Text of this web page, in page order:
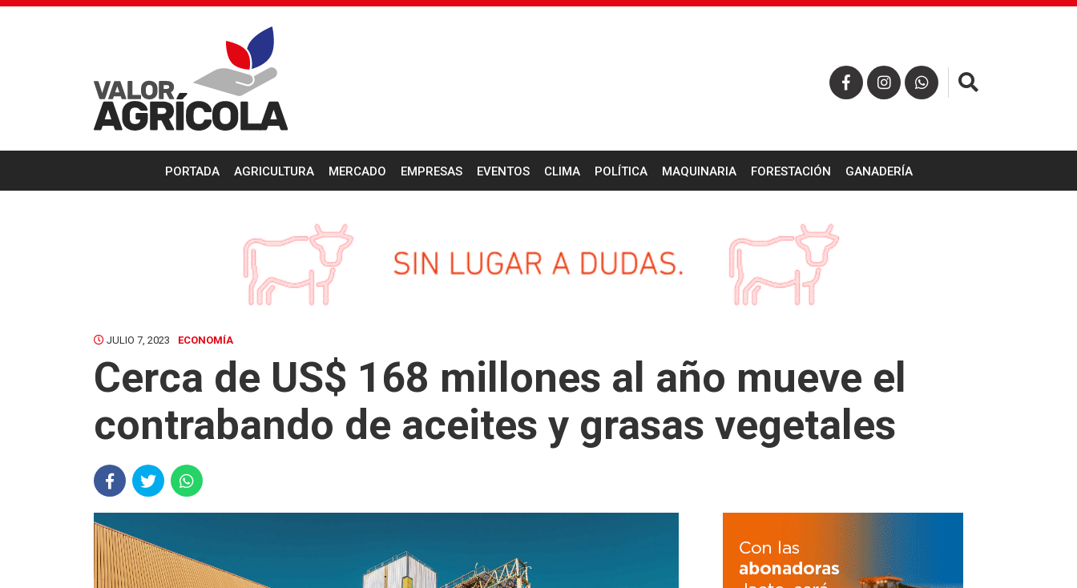
PORTADA AGRICULTURA MERCADO EMPRESAS EVENTOS CLIMA POLÍTICA MAQUINARIA FORESTACIÓN GANADERÍA
JULIO 7, 2023 ECONOMÍA
Cerca de US$ 168 millones al año mueve el
contrabando de aceites y grasas vegetales